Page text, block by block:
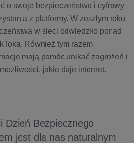
o swoje bezpieczeństwo i cyfrowy
z platformy. W zeszłym roku
w sieci odwiedziło ponad
Również tym razem
mają pomóc unikać zagrożeń i
jakie daje internet.
Dzień Bezpiecznego
jest dla nas naturalnym